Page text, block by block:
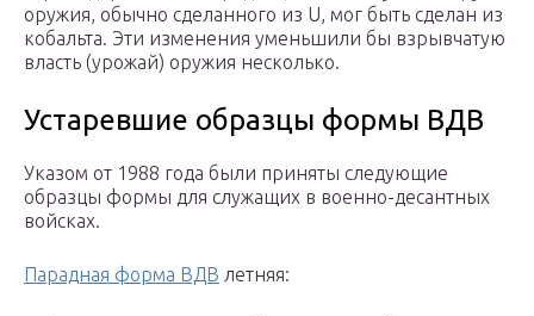
оружия, обычно сделанного из U, мог быть сделан из
кобальта. Эти изменения уменьшили бы взрывчатую
власть (урожай) оружия несколько.
Устаревшие образцы формы ВДВ
Указом от 1988 года были приняты следующие
образцы формы для служащих в военно-десантных
войсках.
Парадная форма ВДВ летняя: